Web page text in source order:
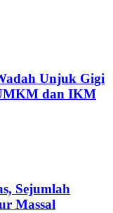
Unjuk Gigi
dan IKM
Sejumlah
Massal